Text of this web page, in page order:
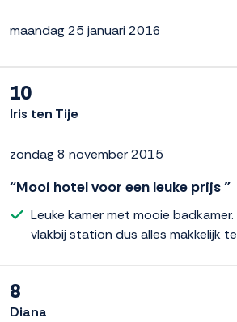
maandag 25 januari 2016
10
Iris ten Tije
zondag 8 november 2015
“Mooi hotel voor een leuke prijs ”
Leuke kamer met mooie
vlakbij station dus alles makkelijk
8
Diana